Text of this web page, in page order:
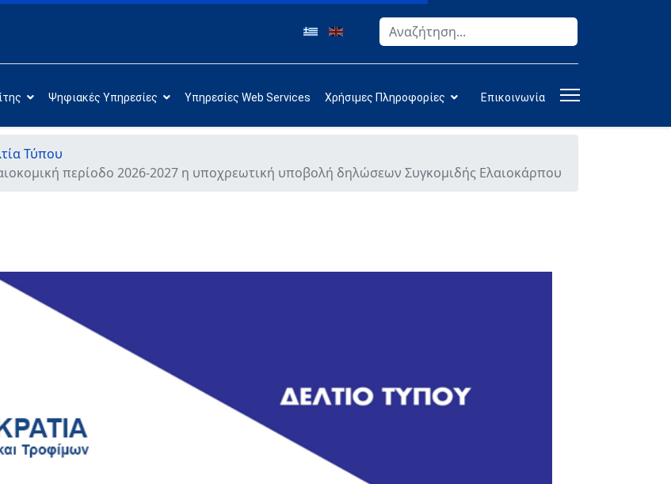
Αναζήτηση
Ψηφιακές Υπηρεσίες Υπηρεσίες Web Services Χρήσιμες Πληροφορίες Επικοινωνία
Τύπου
περίοδο 2026-2027 η υποχρεωτική υποβολή δηλώσεων Συγκομιδής Ελαιοκάρπου